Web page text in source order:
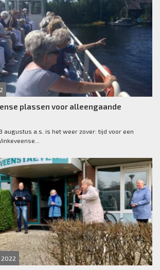
plassen voor alleengaande
augustus a.s. is het weer zover: tijd voor een